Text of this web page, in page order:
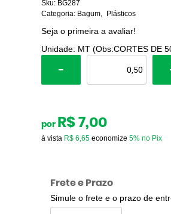
Sku: BG287
Categoria: Bagum Plásticos
Seja o primeira a avaliar!
Unidade: MT (Obs:CORTES DE
por R$ 7,00
à vista R$ 6,65economize 5% no Pix
Frete e Prazo
Simule o frete e o prazo de